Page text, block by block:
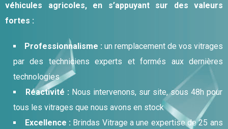
véhicules agricoles, en s’appuyant sur des valeurs
fortes :
Professionnalisme : un remplacement de vos vitrages
par des techniciens experts et formés aux dernières
technologies
Réactivité : Nous intervenons, sur site, sous 48h pour
tous les vitrages que nous avons en stock
Excellence : Brindas Vitrage a une expertise de 25 ans